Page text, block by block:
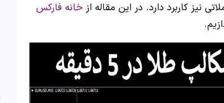
نیز کاربرد دارد. در این مقاله از خانه فارکس